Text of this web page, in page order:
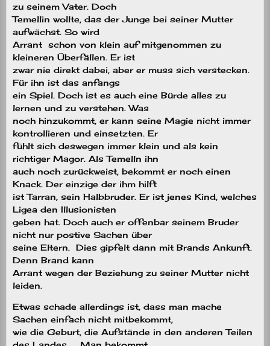
zu seinem Vater. Doch
Temellin wollte, das der Junge bei seiner Mutter
aufwächst. So wird
Arrant schon von klein auf mitgenommen zu
kleineren Überfällen. Er ist
zwar nie direkt dabei, aber er muss sich verstecken.
Für ihn ist das anfangs
ein Spiel. Doch ist es auch eine Bürde alles zu
lernen und zu verstehen. Was
noch hinzukommt, er kann seine Magie nicht immer
kontrollieren und einsetzten. Er
fühlt sich deswegen immer klein und als kein
richtiger Magor. Als Temelln ihn
auch noch zurückweist, bekommt er noch einen
Knack. Der einzige der ihm hilft
ist Tarran, sein Halbbruder. Er ist jenes Kind, welches
Ligea den Illusionisten
geben hat. Doch auch er offenbar seinem Bruder
nicht nur postive Sachen über
seine Eltern. Dies gipfelt dann mit Brands Ankunft.
Denn Brand kann
Arrant wegen der Beziehung zu seiner Mutter nicht
leiden.
Etwas schade allerdings ist, dass man mache
Sachen einfach nicht mitbekommt,
wie die Geburt, die Aufstände in den anderen Teilen